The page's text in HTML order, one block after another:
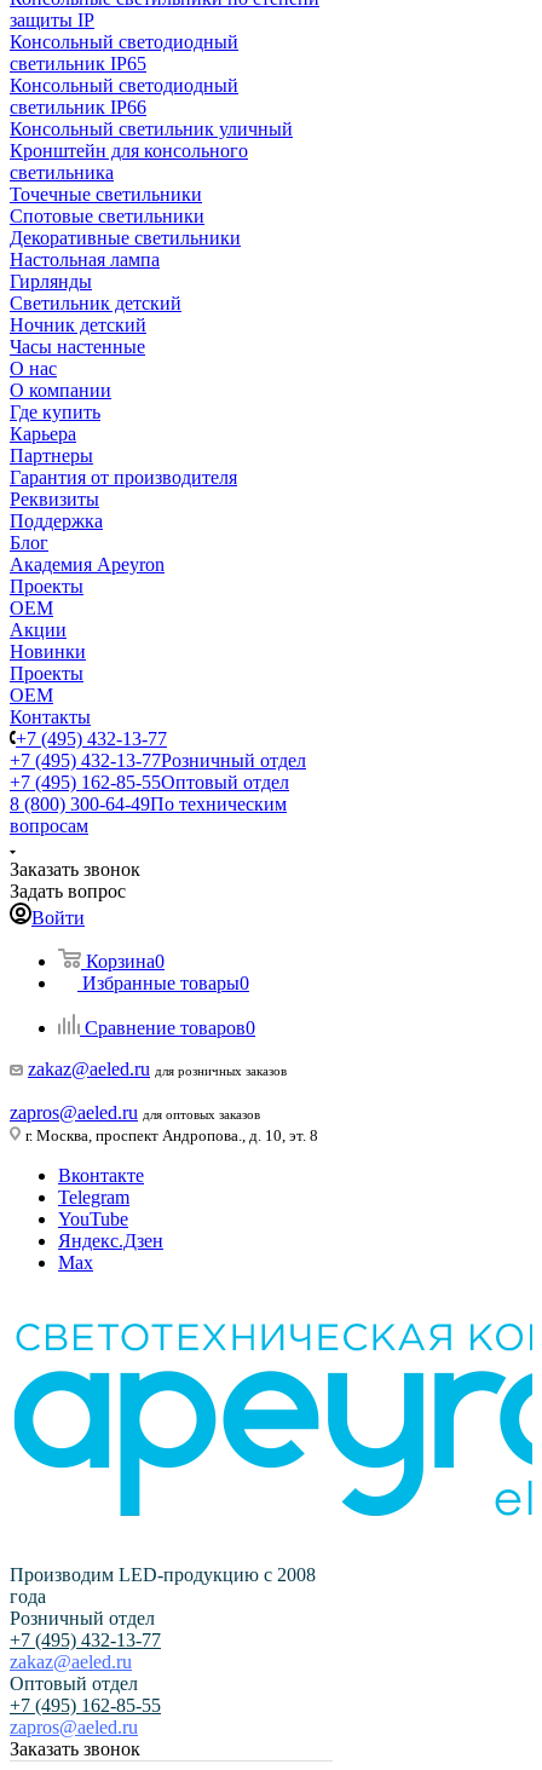
защиты IP
Консольный светодиодный
светильник IP65
Консольный светодиодный
светильник IP66
Консольный светильник уличный
Кронштейн для консольного
светильника
Точечные светильники
Спотовые светильники
Декоративные светильники
Настольная лампа
Гирлянды
Светильник детский
Ночник детский
Часы настенные
О нас
О компании
Где купить
Карьера
Партнеры
Гарантия от производителя
Реквизиты
Поддержка
Блог
Академия Apeyron
Проекты
ОЕМ
Акции
Новинки
Проекты
ОЕМ
Контакты
+7 (495) 432-13-77
+7 (495) 432-13-77Розничный отдел
+7 (495) 162-85-55Оптовый отдел
8 (800) 300-64-49По техническим
вопросам
Заказать звонок
Задать вопрос
Войти
Корзина0
Избранные товары0
Сравнение товаров0
zakaz@aeled.ru для розничных заказов
zapros@aeled.ru для оптовых заказов
г. Москва, проспект Андропова., д. 10, эт. 8
Вконтакте
Telegram
YouTube
Яндекс.Дзен
Max
Производим LED-продукцию с 2008
года
Розничный отдел
+7 (495) 432-13-77
zakaz@aeled.ru
Оптовый отдел
+7 (495) 162-85-55
zapros@aeled.ru
Заказать звонок